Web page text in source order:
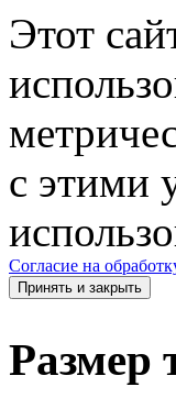
Этот
с этими
Согласие на
Принять и закрыть
Размер